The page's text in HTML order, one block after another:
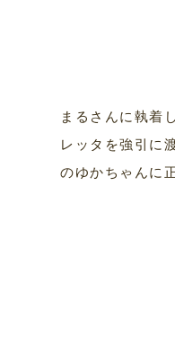
まるさんに執着
レッタを強引に
のゆかちゃんに